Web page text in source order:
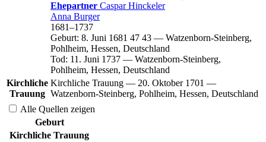
Ehepartner CasparHinckeler
Anna Burger
1681–1737
Geburt: 8. Juni 1681 47 43 — Watzenborn-Steinberg,
Pohlheim, Hessen, Deutschland
Tod: 11. Juni 1737 — Watzenborn-Steinberg,
Pohlheim, Hessen, Deutschland
Kirchliche
Trauung
Kirchliche Trauung — 20. Oktober 1701 —
Watzenborn-Steinberg, Pohlheim, Hessen, Deutschland
Alle Quellen zeigen
Geburt
Kirchliche Trauung